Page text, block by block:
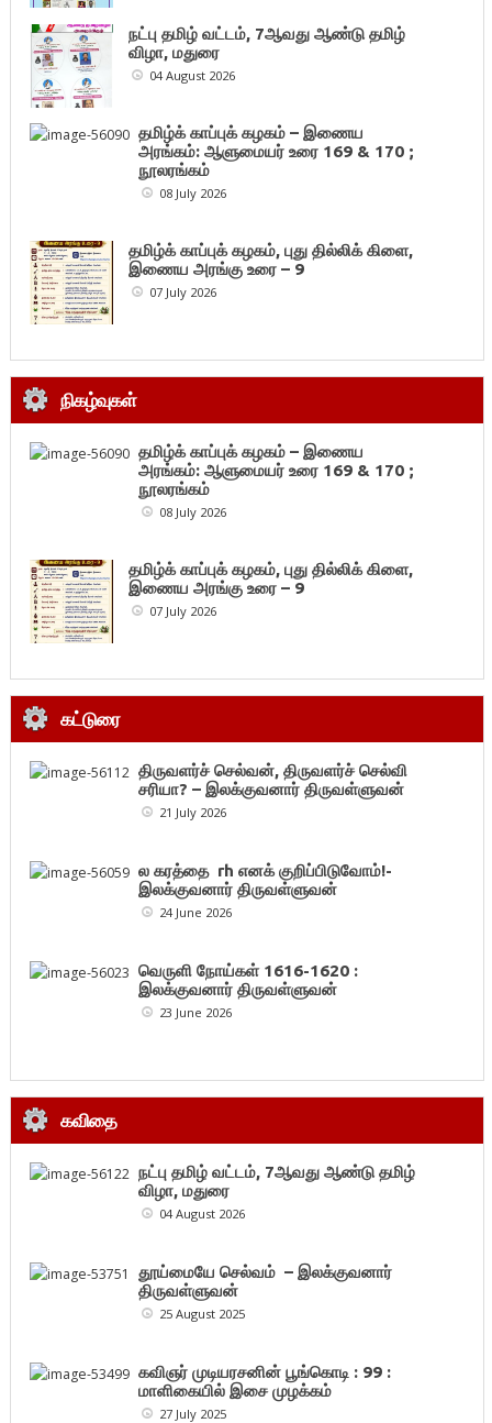
நட்பு தமிழ் வட்டம், 7ஆவது ஆண்டு தமிழ்
விழா, மதுரை
04 August 2026
தமிழ்க் காப்புக் கழகம் – இணைய
அரங்கம்: ஆளுமையர் உரை 169 & 170 ;
நூலரங்கம்
08 July 2026
தமிழ்க் காப்புக் கழகம், புது தில்லிக் கிளை,
இணைய அரங்கு உரை – 9
07 July 2026
நிகழ்வுகள்
தமிழ்க் காப்புக் கழகம் – இணைய
அரங்கம்: ஆளுமையர் உரை 169 & 170 ;
நூலரங்கம்
08 July 2026
தமிழ்க் காப்புக் கழகம், புது தில்லிக் கிளை,
இணைய அரங்கு உரை – 9
07 July 2026
கட்டுரை
திருவளர்ச் செல்வன், திருவளர்ச் செல்வி
சரியா? – இலக்குவனார் திருவள்ளுவன்
21 July 2026
ல கரத்தை rh எனக் குறிப்பிடுவோம்!-
இலக்குவனார் திருவள்ளுவன்
24 June 2026
வெருளி நோய்கள் 1616-1620 :
இலக்குவனார் திருவள்ளுவன்
23 June 2026
கவிதை
நட்பு தமிழ் வட்டம், 7ஆவது ஆண்டு தமிழ்
விழா, மதுரை
04 August 2026
தூய்மையே செல்வம் – இலக்குவனார்
திருவள்ளுவன்
25 August 2025
கவிஞர் முடியரசனின் பூங்கொடி : 99 :
மாளிகையில் இசை முழக்கம்
27 July 2025